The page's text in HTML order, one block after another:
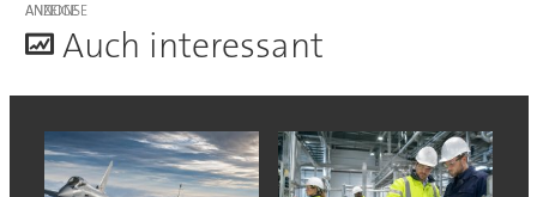
ANZEIGE
Auch interessant